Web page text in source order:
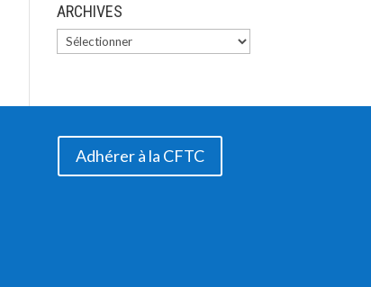
ARCHIVES
Adhérer à la CFTC